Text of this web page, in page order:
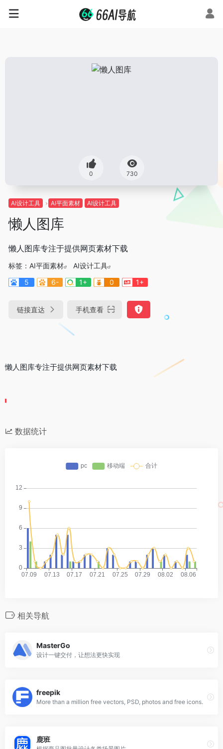
0 730
AI设计工具 AI平面素材 AI设计工具
懒人图库
懒人图库专注于提供网页素材下载
标签： AI平面素材
AI设计工具
5
6- 1+ 0 1+
链接直达 手机查看
懒人图库专注于提供网页素材下载
数据统计
相关导航
MasterGo
设计一键交付，让想法更快实现
freepik
More than a million free vectors, PSD, photos and free icons.
鹿班